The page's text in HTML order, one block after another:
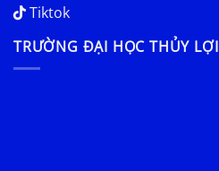
Tiktok
TRƯỜNG ĐẠI HỌC THỦY LỢI